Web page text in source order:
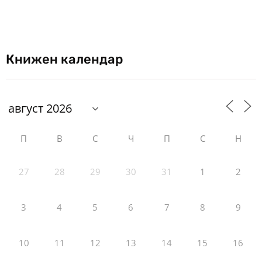
Книжен календар
П В С Ч П С Н
27 28 29 30 31 1 2
3 4 5 6 7 8 9
10 11 12 13 14 15 16